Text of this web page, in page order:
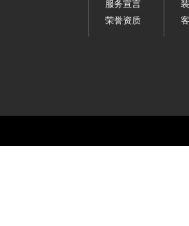
服务宣言
荣誉资质